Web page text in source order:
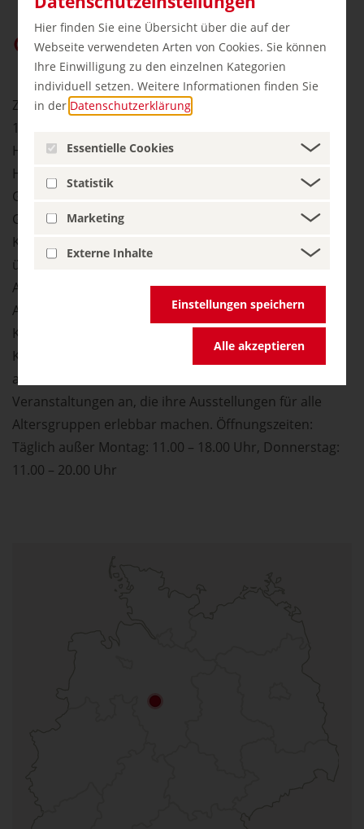
Hier finden Sie eine Übersicht über die auf der
Webseite verwendeten Arten von Cookies. Sie können
Ihre Einwilligung zu den einzelnen Kategorien
individuell setzen. Weitere Informationen finden Sie
in der Datenschutzerklärung
Essentielle Cookies
Statistik
Marketing
Externe Inhalte
Einstellungen speichern
Alle akzeptieren
germany.travel bei Google bevorzugen
Zeitgenössisch, international und vielfältig: Seit über
100 Jahren verfolgt der Verein Kestner Gesellschaft
Hannover das Ziel, aktuelle internationale Kunst nach
Hannover zu bringen. In den Hallen des ehemaligen
Goseriede-Schwimmbades werden regelmäßig neue
Gruppen- und Einzelausstellungen präsentiert. Die
Kestner Gesellschaft hat die Kunstszene mit bisher
über 700 Ausstellungen geprägt.
Auch die Vermittlung von Kunst ist ein wichtiges
Anliegen. Ob bei Führungen, im Gespräch mit
Künstlerinnen und Künstlern oder beim Besuch von
Konzerten: Die Kestner Gesellschaft vermittelt Kunst
auf verschiedenen Ebenen und bietet eine Vielzahl an
Veranstaltungen an, die ihre Ausstellungen für alle
Altersgruppen erlebbar machen. Öffnungszeiten:
Täglich außer Montag: 11.00 – 18.00 Uhr, Donnerstag:
11.00 – 20.00 Uhr